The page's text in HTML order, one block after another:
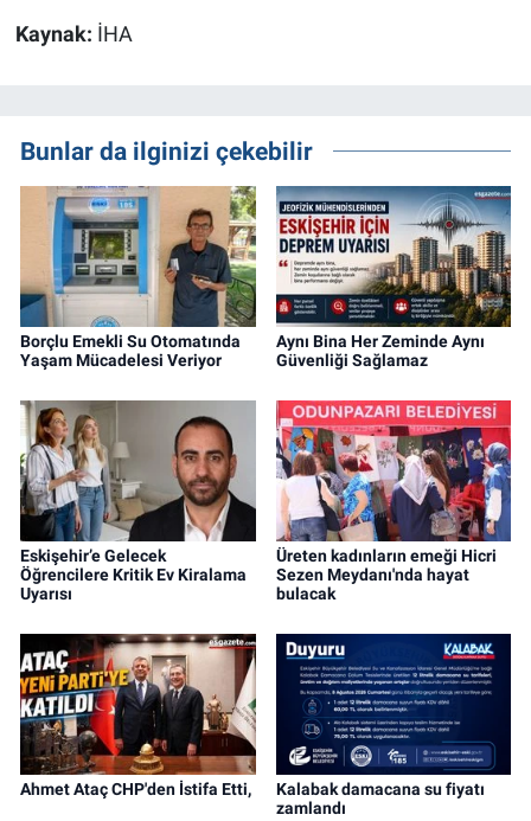
Kaynak: İHA
Bunlar da ilginizi çekebilir
Borçlu Emekli Su Otomatında
Yaşam Mücadelesi Veriyor
Aynı Bina Her Zeminde Aynı
Güvenliği Sağlamaz
Eskişehir’e Gelecek
Öğrencilere Kritik Ev Kiralama
Uyarısı
Üreten kadınların emeği Hicri
Sezen Meydanı'nda hayat
bulacak
Ahmet Ataç CHP'den İstifa Etti,
Kalabak damacana su fiyatı
zamlandı